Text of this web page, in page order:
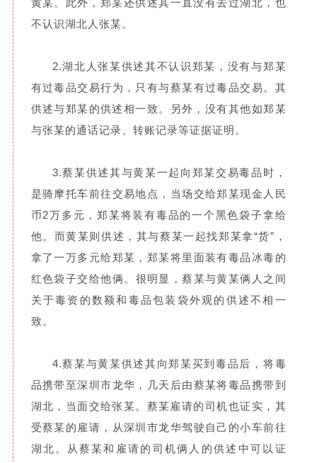
黄某。 此外，郑某还供述其一直没有去过湖北，也
不认识湖北人张某。
2.湖北人张某供述其不认识郑某，没有与郑某
有过毒品交易行为，只有与蔡某有过毒品交易。其
供述与郑某的供述相一致。
另外，没有其他如郑某
与张某的通话记录、转账记录等证据证明。
3.蔡某供述其与黄某一起向郑某交易毒品时，
是骑摩托车前往交易地点，当场交给郑某现金人民
币2万多元，郑某将装有毒品的一个黑色袋子拿给
他。 而黄某则供述，其与蔡某一起找郑某拿“货”，
拿了一万多元给郑某，郑某将里面装有毒品冰毒的
红色袋子交给他俩。 很明显，蔡某与黄某俩人之间
关于毒资的数额和毒品包装袋外观的供述不相一
致。
4.蔡某与黄某供述其向郑某买到毒品后，将毒
品携带至深圳市龙华，几天后由蔡某将毒品携带到
湖北，当面交给张某。 蔡某雇请的司机也证实，其
受蔡某的雇请，从深圳市龙华驾驶自己的小车前往
湖北。
从蔡某和雇请的司机俩人的供述中可以证